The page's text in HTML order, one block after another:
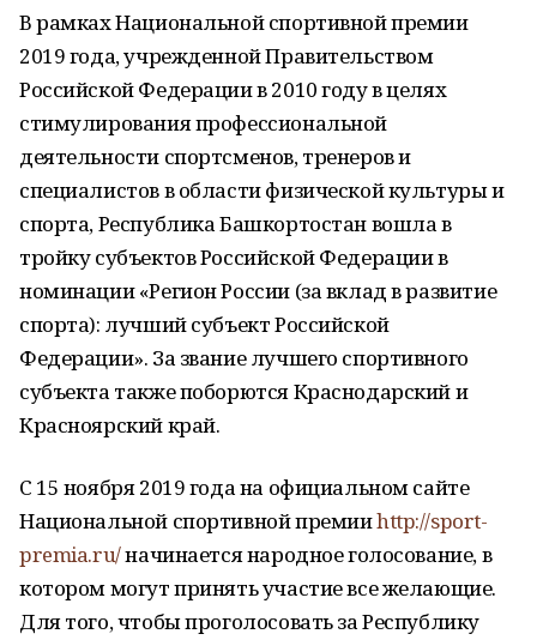
В рамках Национальной спортивной премии
2019 года, учрежденной Правительством
Российской Федерации в 2010 году в целях
стимулирования профессиональной
деятельности спортсменов, тренеров и
специалистов в области физической культуры и
спорта, Республика Башкортостан вошла в
тройку субъектов Российской Федерации в
номинации «Регион России (за вклад в развитие
спорта): лучший субъект Российской
Федерации». За звание лучшего спортивного
субъекта также поборются Краснодарский и
Красноярский край.
С 15 ноября 2019 года на официальном сайте
Национальной спортивной премииhttp://sport-
premia.ru/начинается народное голосование, в
котором могут принять участие все желающие.
Для того, чтобы проголосовать за Республику